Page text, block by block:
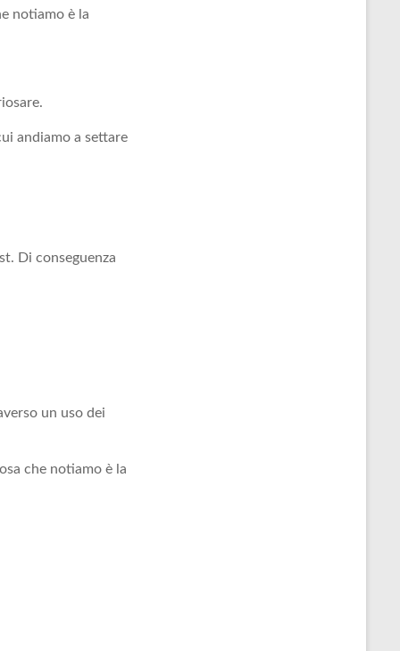
notiamo è la
andiamo a settare
Di conseguenza
un uso dei
che notiamo è la